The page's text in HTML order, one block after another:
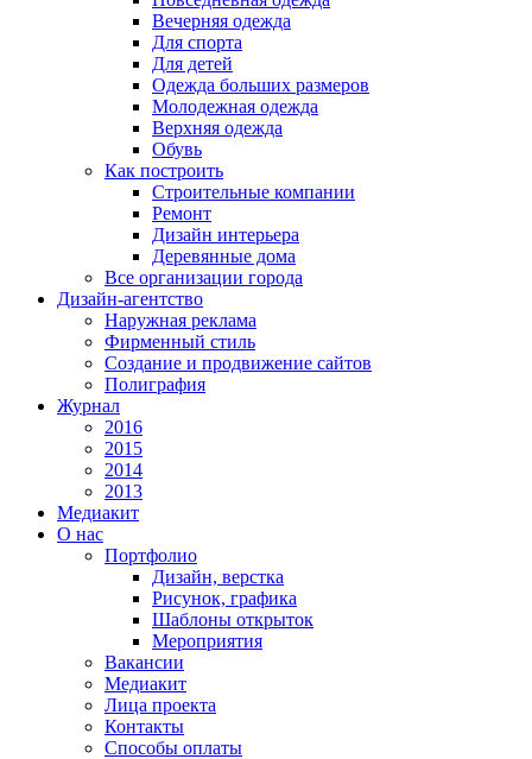
Вечерняя одежда
Для спорта
Для детей
Одежда больших размеров
Молодежная одежда
Верхняя одежда
Обувь
Как построить
Строительные компании
Ремонт
Дизайн интерьера
Деревянные дома
Все организации города
Дизайн-агентство
Наружная реклама
Фирменный стиль
Создание и продвижение сайтов
Полиграфия
Журнал
2016
2015
2014
2013
Медиакит
О нас
Портфолио
Дизайн, верстка
Рисунок, графика
Шаблоны открыток
Мероприятия
Вакансии
Медиакит
Лица проекта
Контакты
Способы оплаты